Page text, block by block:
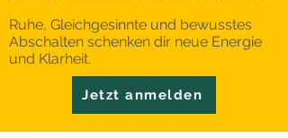
Ruhe, Gleichgesinnte und bewusstes
Abschalten schenken dir neue Energie
und Klarheit.
Jetzt anmelden